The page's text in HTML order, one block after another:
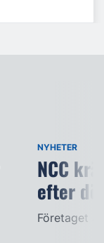
NYHETER
NCC
efter
Företaget